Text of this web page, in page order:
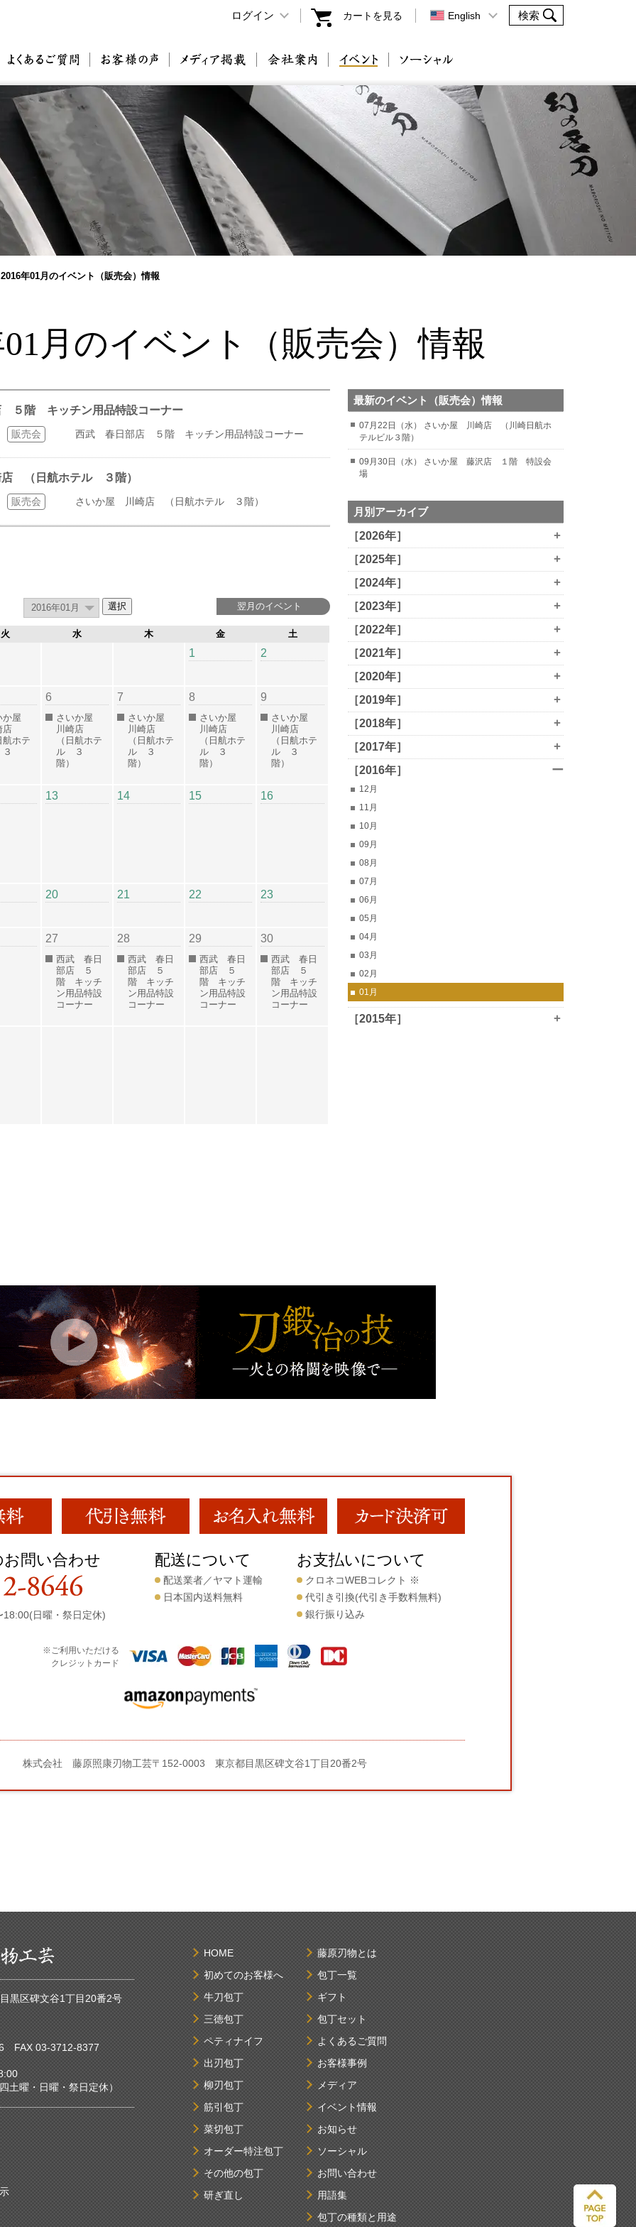
ログイン カートを見る English
刃物とは よくあるご質問 お客様の声 メディア掲載 会社案内 イベント
2016年01月のイベント（販売会）情報
01月のイベント（販売会）情報
５階 キッチン用品特設コーナー
販売会 西武 春日部店 ５階 キッチン用品特設コーナー
店 （日航ホテル ３階）
販売会 さいか屋 川崎店 （日航ホテル ３階）
翌月のイベント
火 水 木 金 土
1 2
か屋
店
航ホテ
6
さいか屋
川崎店
（日航ホテ
ル ３
階）
7
さいか屋
川崎店
（日航ホテ
ル ３
階）
8
さいか屋
川崎店
（日航ホテ
ル ３
階）
9
さいか屋
川崎店
（日航ホテ
ル ３
階）
13 14 15 16
20 21 22 23
27
西武 春日
部店 ５
階 キッチ
ン用品特設
コーナー
28
西武 春日
部店 ５
階 キッチ
ン用品特設
コーナー
29
西武 春日
部店 ５
階 キッチ
ン用品特設
コーナー
30
西武 春日
部店 ５
階 キッチ
ン用品特設
コーナー
最新のイベント（販売会）情報
07月22日（水） さいか屋 川崎店 （川崎日航ホ
テルビル３階）
09月30日（水） さいか屋 藤沢店 １階 特設会
場
月別アーカイブ
［2026年］
+
［2025年］ +
［2024年］ +
［2023年］ +
［2022年］ +
［2021年］ +
［2020年］ +
［2019年］ +
［2018年］ +
［2017年］ +
［2016年］ ー
12月
11月
10月
09月
08月
07月
06月
05月
04月
03月
02月
01月
［2015年］ +
問い合わせ
日曜・祭日定休)
配送について
配送業者／ヤマト運輸
日本国内送料無料
お支払いについて
クロネコWEBコレクト ※
代引き引換(代引き手数料無料)
銀行振り込み
※ご利用いただける
クレジットカード
株式会社 藤原照康刃物工芸〒152-0003 東京都目黒区碑文谷1丁目20番2号
黒区碑文谷1丁目20番2号
FAX 03-3712-8377
日曜・祭日定休）
HOME
初めてのお客様へ
牛刀包丁
三徳包丁
ペティナイフ
出刃包丁
柳刃包丁
筋引包丁
菜切包丁
オーダー特注包丁
その他の包丁
研ぎ直し
藤原刃物とは
包丁一覧
ギフト
包丁セット
よくあるご質問
お客様事例
メディア
イベント情報
お知らせ
ソーシャル
お問い合わせ
用語集
包丁の種類と用途